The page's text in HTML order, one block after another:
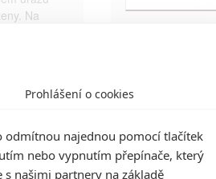
Na
Prohlášení o cookies
odmítnou najednou pomocí tlačítek
nebo vypnutím přepínače, který
našimi partnery na základě